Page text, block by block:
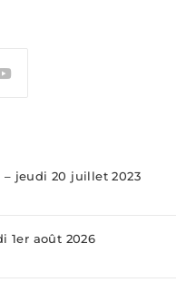
– jeudi 20 juillet 2023
1er août 2026